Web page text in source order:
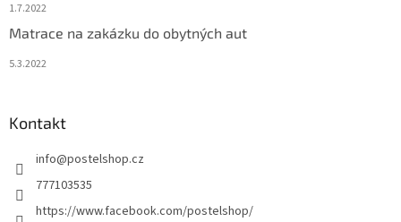
1.7.2022
Matrace na zakázku do obytných aut
5.3.2022
Kontakt
info@postelshop.cz
777103535
https://www.facebook.com/postelshop/